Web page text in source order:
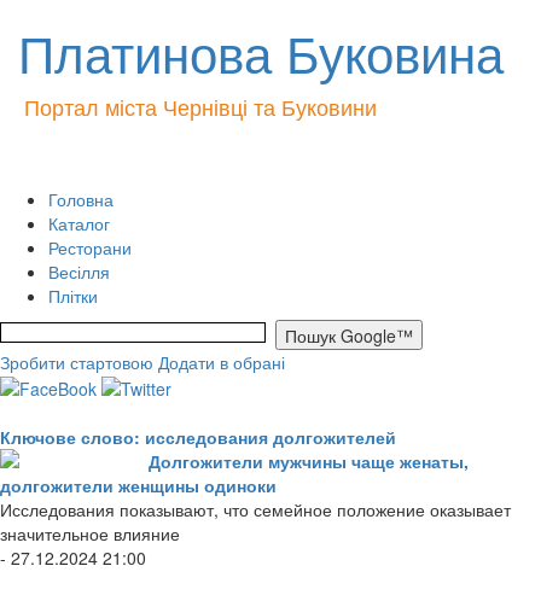
Платинова Буковина
Портал міста Чернівці та Буковини
Головна
Каталог
Ресторани
Весілля
Плітки
Зробити стартовою Додати в обрані
Ключове слово: исследования долгожителей
Долгожители мужчины чаще женаты,
долгожители женщины одиноки
Исследования показывают, что семейное положение оказывает
значительное влияние
- 27.12.2024 21:00